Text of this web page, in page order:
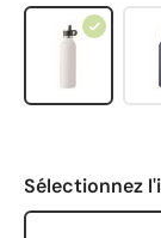
Sélectionnez